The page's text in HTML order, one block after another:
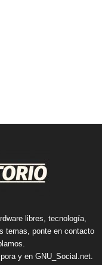
libres, tecnología,
temas, ponte en contacto
y en GNU_Social.net.